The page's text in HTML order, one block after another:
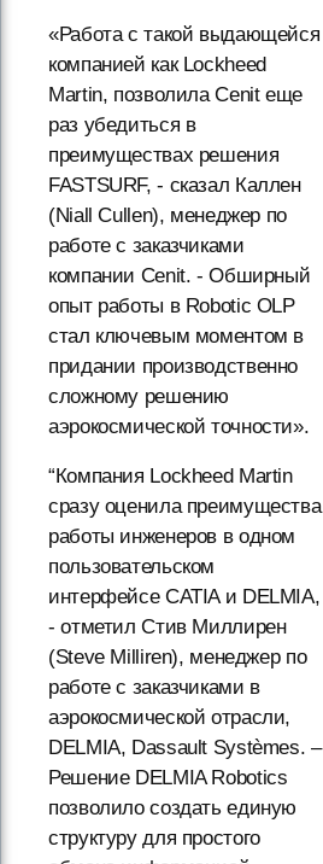
«Работа с такой выдающейся
компанией как Lockheed
Martin, позволила Cenit еще
раз убедиться в
преимуществах решения
FASTSURF, - сказал Каллен
(Niall Cullen), менеджер по
работе с заказчиками
компании Cenit. - Обширный
опыт работы в Robotic OLP
стал ключевым моментом в
придании производственно
сложному решению
аэрокосмической точности».
“Компания Lockheed Martin
сразу оценила преимущества
работы инженеров в одном
пользовательском
интерфейсе CATIA и DELMIA,
- отметил Стив Миллирен
(Steve Milliren), менеджер по
работе с заказчиками в
аэрокосмической отрасли,
DELMIA, Dassault Systèmes. –
Решение DELMIA Robotics
позволило создать единую
структуру для простого